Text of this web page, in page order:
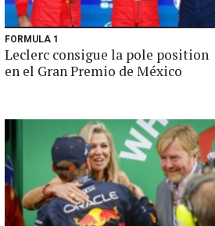
FORMULA 1
Leclerc consigue la pole position
en el Gran Premio de México